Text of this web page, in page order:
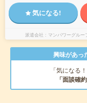
気になる!
派遣会社 マンパワーグル
興味があっ
「気になる
「面談確約